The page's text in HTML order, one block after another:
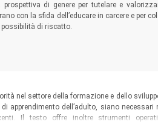
prospettiva di genere per tutelare e
con la sfida dell’educare in carcere e per
possibilità di riscatto.
nel settore della formazione e dello
apprendimento dell’adulto, siano
Il testo offre inoltre strumenti
degli adulti e la Guida alla